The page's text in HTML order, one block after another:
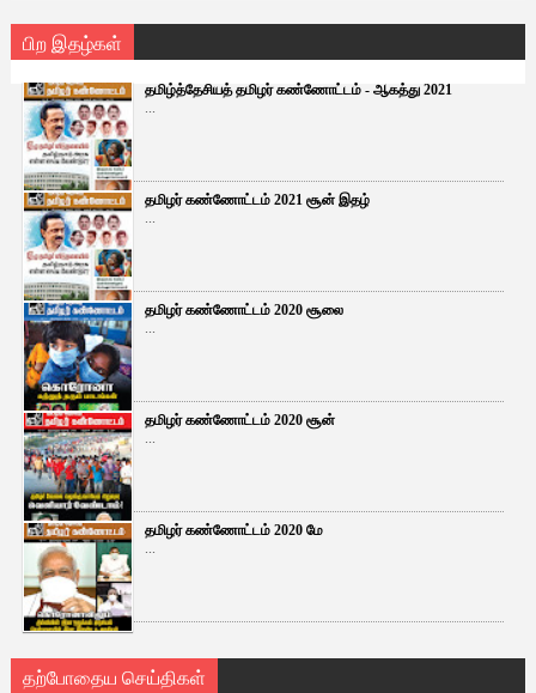
பிற இதழ்கள்
தமிழ்த்தேசியத் தமிழர் கண்ணோட்டம் - ஆகத்து 2021
...
தமிழர் கண்ணோட்டம் 2021 சூன் இதழ்
...
தமிழர் கண்ணோட்டம் 2020 சூலை
...
தமிழர் கண்ணோட்டம் 2020 சூன்
...
தமிழர் கண்ணோட்டம் 2020 மே
...
தற்போதைய செய்திகள்